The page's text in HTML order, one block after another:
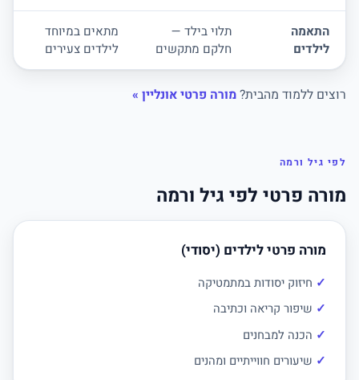
התאמה
לילדים
תלוי בילד —
חלקם מתקשים
מתאים במיוחד
לילדים צעירים
רוצים ללמוד מהבית?מורה פרטי אונליין »
לפי גיל ורמה
מורה פרטי לפי גיל ורמה
מורה פרטי לילדים (יסודי)
חיזוק יסודות במתמטיקה
שיפור קריאה וכתיבה
הכנה למבחנים
שיעורים חווייתיים ומהנים